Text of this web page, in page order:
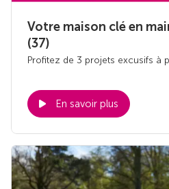
Votre maison clé en
(37)
Profitez de 3 projets excusifs à
En savoir plus